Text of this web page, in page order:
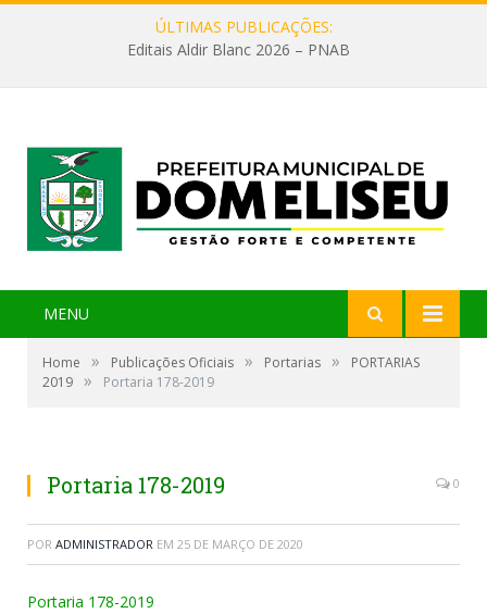
ÚLTIMAS PUBLICAÇÕES:
Editais Aldir Blanc 2026 – PNAB
MENU
Home » Publicações Oficiais » Portarias »
PORTARIAS
2019 » Portaria 178-2019
Portaria 178-2019 0
POR ADMINISTRADOR EM 25 DE MARÇO DE 2020
Portaria 178-2019